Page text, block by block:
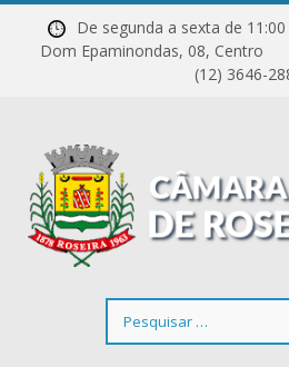
De segunda a sexta de
Dom Epaminondas, 08,
(12) 3646-
por: